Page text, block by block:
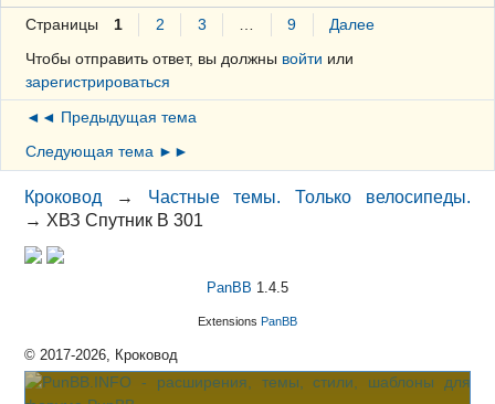
Страницы 1 2 3 … 9
Далее
Чтобы отправить ответ, вы должны войти или
зарегистрироваться
◄◄ Предыдущая тема
Следующая тема ►►
Кроковод → Частные темы. Только велосипеды.
→ ХВЗ Спутник В 301
PanBB 1.4.5
Extensions PanBB
© 2017-2026, Кроковод